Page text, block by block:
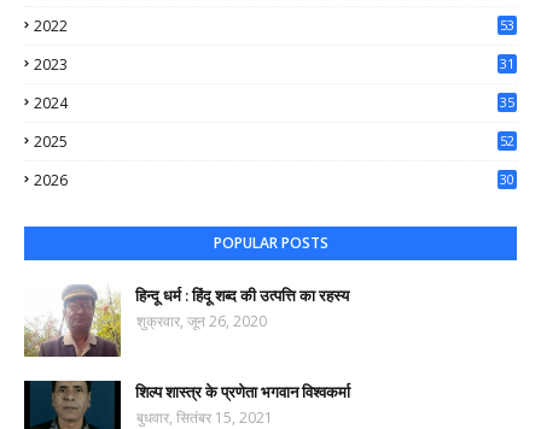
2022
53
2023
31
2024
35
2025
52
2026
30
POPULAR POSTS
हिन्दू धर्म : हिंदू शब्द की उत्पत्ति का रहस्य
शुक्रवार, जून 26, 2020
शिल्प शास्त्र के प्रणेता भगवान विश्वकर्मा
बुधवार, सितंबर 15, 2021